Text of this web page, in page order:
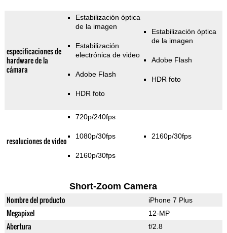
especificaciones de
hardware de la
cámara
Estabilización óptica
de la imagen
Estabilización
electrónica de video
Adobe Flash
HDR foto
Estabilización óptica
de la imagen
Adobe Flash
HDR foto
resoluciones de video
720p/240fps
1080p/30fps
2160p/30fps
2160p/30fps
Short-Zoom Camera
Nombre del producto iPhone 7 Plus
Megapixel 12-MP
Abertura f/2.8